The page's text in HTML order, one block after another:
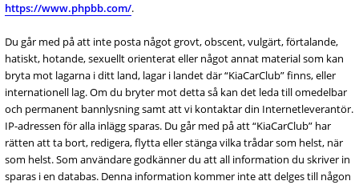
https://www.phpbb.com/.
Du går med på att inte posta något grovt, obscent, vulgärt, förtalande,
hatiskt, hotande, sexuellt orienterat eller något annat material som kan
bryta mot lagarna i ditt land, lagar i landet där “KiaCarClub” finns, eller
internationell lag. Om du bryter mot detta så kan det leda till omedelbar
och permanent bannlysning samt att vi kontaktar din Internetleverantör.
IP-adressen för alla inlägg sparas. Du går med på att “KiaCarClub” har
rätten att ta bort, redigera, flytta eller stänga vilka trådar som helst, när
som helst. Som användare godkänner du att all information du skriver in
sparas i en databas. Denna information kommer inte att delges till någon